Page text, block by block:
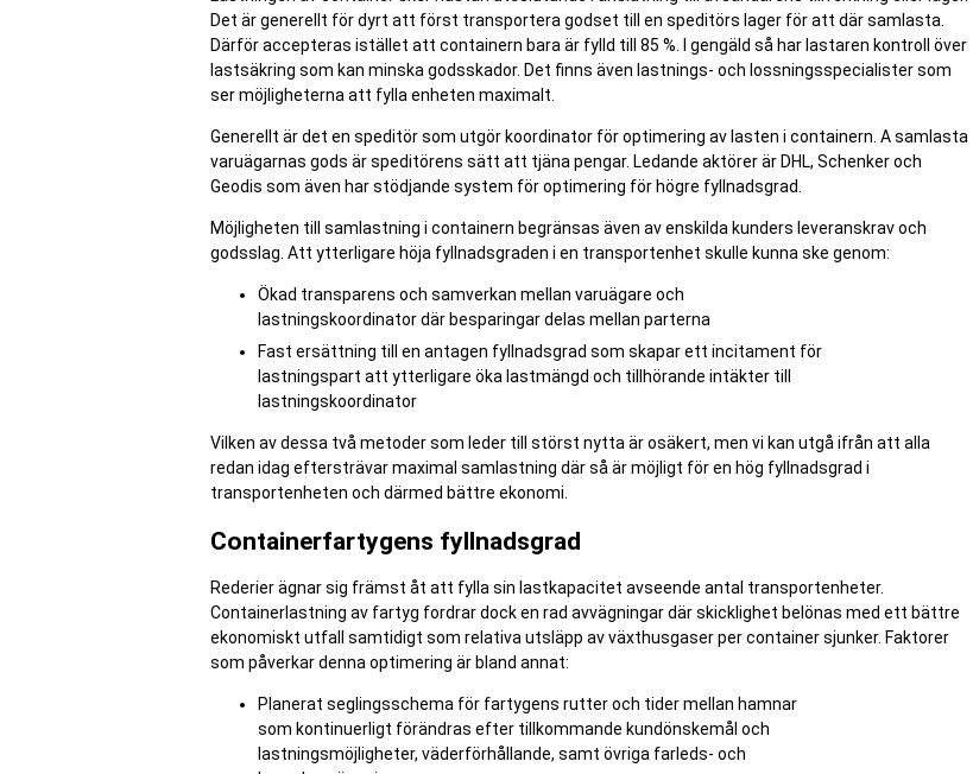
Det är generellt för dyrt att först transportera godset till en speditörs lager för att där samlasta.
Därför accepteras istället att containern bara är fylld till 85 %. I gengäld så har lastaren kontroll över
lastsäkring som kan minska godsskador. Det finns även lastnings- och lossningsspecialister som
ser möjligheterna att fylla enheten maximalt.
Generellt är det en speditör som utgör koordinator för optimering av lasten i containern. A samlasta
varuägarnas gods är speditörens sätt att tjäna pengar. Ledande aktörer är DHL, Schenker och
Geodis som även har stödjande system för optimering för högre fyllnadsgrad.
Möjligheten till samlastning i containern begränsas även av enskilda kunders leveranskrav och
godsslag. Att ytterligare höja fyllnadsgraden i en transportenhet skulle kunna ske genom:
Ökad transparens och samverkan mellan varuägare och
lastningskoordinator där besparingar delas mellan parterna
Fast ersättning till en antagen fyllnadsgrad som skapar ett incitament för
lastningspart att ytterligare öka lastmängd och tillhörande intäkter till
lastningskoordinator
Vilken av dessa två metoder som leder till störst nytta är osäkert, men vi kan utgå ifrån att alla
redan idag eftersträvar maximal samlastning där så är möjligt för en hög fyllnadsgrad i
transportenheten och därmed bättre ekonomi.
Containerfartygens fyllnadsgrad
Rederier ägnar sig främst åt att fylla sin lastkapacitet avseende antal transportenheter.
Containerlastning av fartyg fordrar dock en rad avvägningar där skicklighet belönas med ett bättre
ekonomiskt utfall samtidigt som relativa utsläpp av växthusgaser per container sjunker. Faktorer
som påverkar denna optimering är bland annat:
Planerat seglingsschema för fartygens rutter och tider mellan hamnar
som kontinuerligt förändras efter tillkommande kundönskemål och
lastningsmöjligheter, väderförhållande, samt övriga farleds- och